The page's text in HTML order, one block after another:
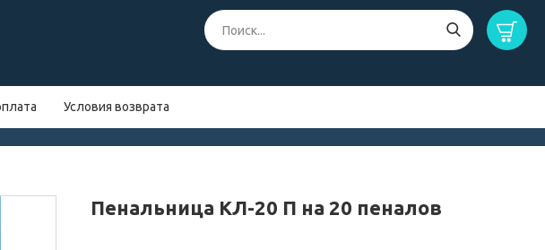
Условия возврата
Пенальница КЛ-20 П на 20 пеналов